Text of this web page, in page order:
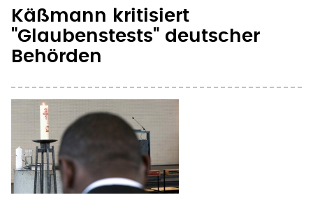
Käßmann kritisiert
"Glaubenstests" deutscher
Behörden